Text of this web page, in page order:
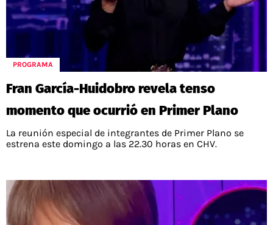
PROGRAMA
Fran García-Huidobro revela tenso
momento que ocurrió en Primer Plano
La reunión especial de integrantes de Primer Plano se
estrena este domingo a las 22.30 horas en CHV.